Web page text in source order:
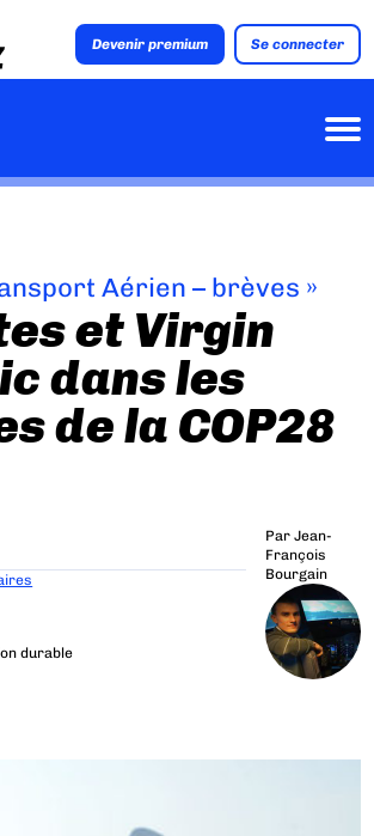
Devenir premium Se connecter
Aérien – brèves »
et Virgin
dans les
de la COP28
Par Jean-
François
Bourgain
durable